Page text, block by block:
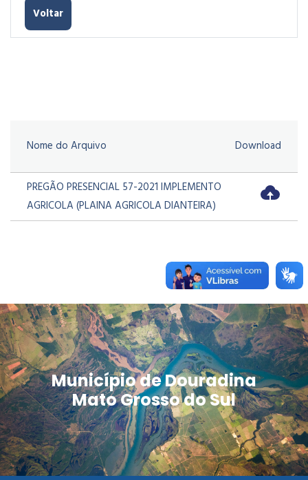
Voltar
Nome do Arquivo Download
PREGÃO PRESENCIAL 57-2021 IMPLEMENTO
AGRICOLA (PLAINA AGRICOLA DIANTEIRA)
Município de Douradina
Mato Grosso do Sul